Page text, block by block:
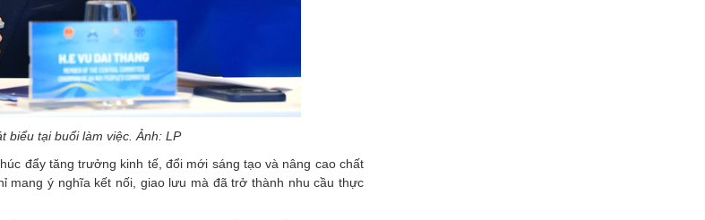
biểu tại buổi làm việc. Ảnh: LP
đẩy tăng trưởng kinh tế, đổi mới sáng tạo và nâng cao chất
mang ý nghĩa kết nối, giao lưu mà đã trở thành nhu cầu thực